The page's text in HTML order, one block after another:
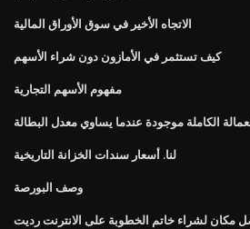
الاتجاه الأخير في سوق الأوراق المالية
كيف تستثمر في الأمازون دون شراء الأسهم
مفهوم الأسهم التجارية
الكاملة موجودة عندما يساوي معدل البطالة
لنا. أسعار سندات الخزانة التاريخية
وصف البورصة
مكان لشراء خاتم الخطوبة على الانترنت رديت